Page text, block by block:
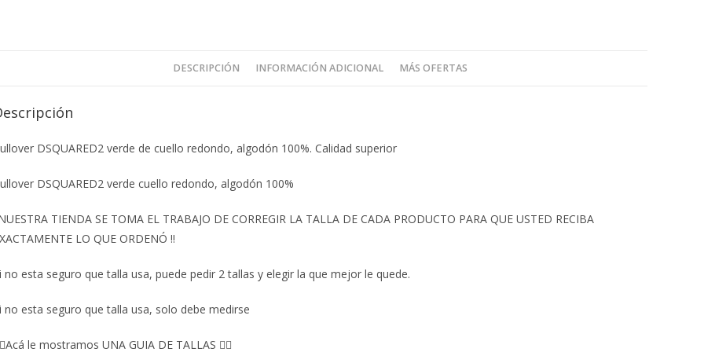
DESCRIPCIÓN INFORMACIÓN ADICIONAL MÁS OFERTAS
DSQUARED2 verde de cuello redondo, algodón 100%. Calidad superior
DSQUARED2 verde cuello redondo, algodón 100%
TIENDA SE TOMA EL TRABAJO DE CORREGIR LA TALLA DE CADA PRODUCTO PARA QUE USTED RECIBA
LO QUE ORDENÓ ‼️
no esta seguro que talla usa, puede pedir 2 tallas y elegir la que mejor le quede.
no esta seguro que talla usa, solo debe medirse
le mostramos UNA GUIA DE TALLAS 👇🏻